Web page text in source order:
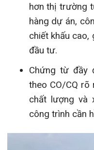
hơn thị trường
hàng dự án,
chiết khấu cao,
đầu tư.
Chứng từ đầy
theo CO/CQ rõ
chất lượng và
công trình cần